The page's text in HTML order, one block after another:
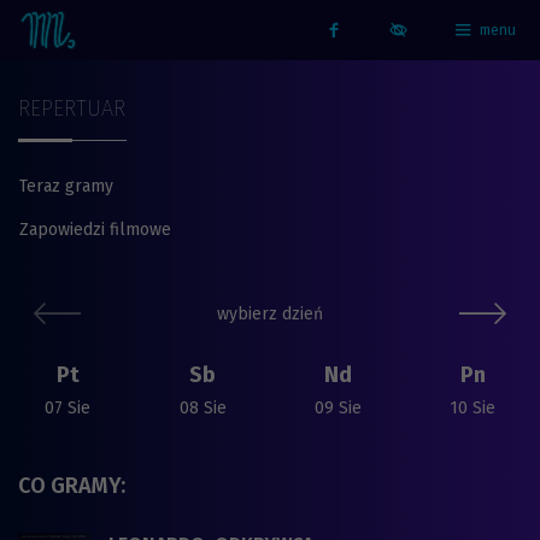
Strona główna - Kino Marzenie Facebook
menu
REPERTUAR
Teraz gramy
Zapowiedzi filmowe
Repertuar wybierz dzień
poprzedni slide
Pt
07 Sie
Sb
08 Sie
Nd
09 Sie
Pn
10 Sie
CO GRAMY: